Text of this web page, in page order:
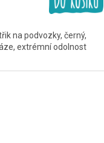
na podvozky, černý,
extrémní odolnost